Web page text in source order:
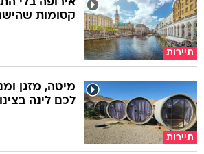
תיירות
קסומות
תיירות
מיטה, מזגן
לכם לינה